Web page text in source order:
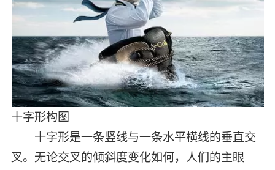
十字形构图
十字形是一条竖线与一条水平横线的垂直交
叉。无论交叉的倾斜度变化如何，人们的主眼